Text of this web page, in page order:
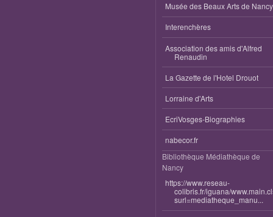
Musée des Beaux Arts de Nancy
Interenchères
Association des amis d'Alfred
Renaudin
La Gazette de l'Hotel Drouot
Lorraine d'Arts
EcriVosges-Biographies
nabecor.fr
Bibliothèque Médiathèque de
Nancy
https://www.reseau-
colibris.fr/iguana/
surl=mediatheque_manu...